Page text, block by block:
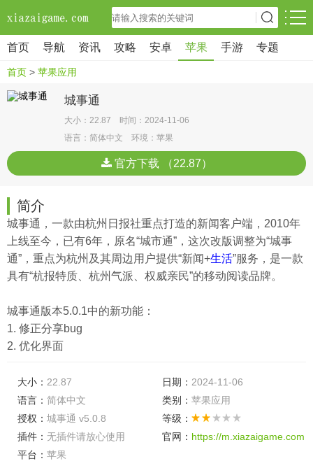
首页 导航 资讯 攻略 安卓 苹果 手游 专题
首页 > 苹果应用
城事通
大小：22.87 时间：2024-11-06
语言：简体中文 环境：苹果
官方下载 （22.87）
简介
城事通，一款由杭州日报社重点打造的新闻客户端，2010年
上线至今，已有6年，原名“城市通”，这次改版调整为“城事
通”，重点为杭州及其周边用户提供“新闻+生活”服务，是一款
具有“杭报特质、杭州气派、权威亲民”的移动阅读品牌。
城事通版本5.0.1中的新功能：
1. 修正分享bug
2. 优化界面
大小： 22.87 日期： 2024-11-06
语言： 简体中文 类别： 苹果应用
授权： 城事通 v5.0.8
等级：
插件： 无插件请放心使用 官网： https://m.xiazaigame.com
平台： 苹果